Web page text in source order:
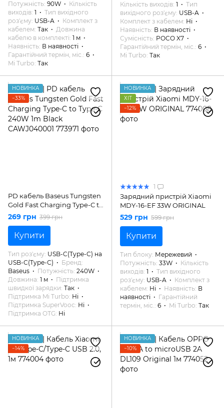
Потужність 90W
Кількість
виходів 1
Тип вихідного
роз'єму USB-A
Комплект з
кабелем Так
Довжина
кабелю в комплекті 1 м
Наявність В наявності
Гарантійний термін, міс.
6
Mi Turbo Так
Кількість виходів 1
Тип
вихідного роз'єму USB-A
Комплект з кабелем Ні
Наявність В наявності
Сумісність POCO X7
Гарантійний термін, міс.
6
Mi Turbo Так
НОВИНКА
−33%
PD кабель Baseus Tungsten
Gold Fast Charging Type-C to
Type-C 240W 1m Black
CAWJ040001
269 грн 399 грн
Купити
Тип роз'єму USB-C(Type-C) на
USB-C(Type-C)
Бренд
Baseus
Потужність 240W
Довжина 1 м
Підтримка
швидкої зарядки Так
Підтримка Mi Turbo Ні
Підтримка SuperVooc Ні
Підтримка OTG Ні
НОВИНКА
ХІТ
−12%
1
Зарядний пристрій Xiaomi
MDY-16-EF 33W ORIGINAL
529 грн 599 грн
Купити
Тип блоку Мережевий
Потужність 33W
Кількість
виходів 1
Тип вихідного
роз'єму USB-A
Комплект з
кабелем Ні Наявність В
наявності
Гарантійний
термін, міс.
6 Mi Turbo Так
НОВИНКА
−14%
НОВИНКА
−10%